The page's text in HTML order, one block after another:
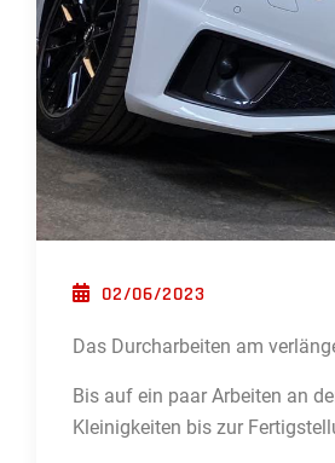
POSTED ON
02/06/2023
Das Durcharbeiten am
Bis auf ein paar Arbeiten an
Kleinigkeiten bis zur